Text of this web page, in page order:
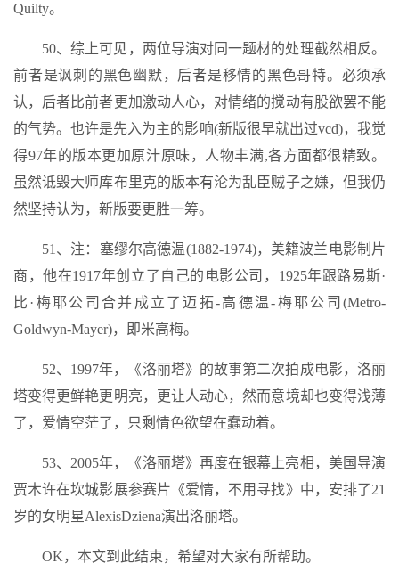
Quilty。
50、综上可见，两位导演对同一题材的处理截然相反。
前者是讽刺的黑色幽默，后者是移情的黑色哥特。必须承
认，后者比前者更加激动人心，对情绪的搅动有股欲罢不能
的气势。也许是先入为主的影响(新版很早就出过vcd)，我觉
得97年的版本更加原汁原味，人物丰满,各方面都很精致。
虽然诋毁大师库布里克的版本有沦为乱臣贼子之嫌，但我仍
然坚持认为，新版要更胜一筹。
51、注：塞缪尔高德温(1882-1974)，美籍波兰电影制片
商，他在1917年创立了自己的电影公司，1925年跟路易斯·
比·梅耶公司合并成立了迈拓-高德温-梅耶公司(Metro-
Goldwyn-Mayer)，即米高梅。
52、1997年，《洛丽塔》的故事第二次拍成电影，洛丽
塔变得更鲜艳更明亮，更让人动心，然而意境却也变得浅薄
了，爱情空茫了，只剩情色欲望在蠢动着。
53、2005年，《洛丽塔》再度在银幕上亮相，美国导演
贾木许在坎城影展参赛片《爱情，不用寻找》中，安排了21
岁的女明星AlexisDziena演出洛丽塔。
OK，本文到此结束，希望对大家有所帮助。